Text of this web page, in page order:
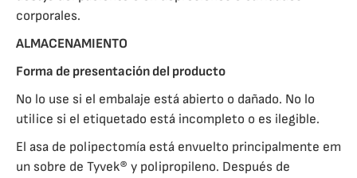
corporales.
ALMACENAMIENTO
Forma de presentación del producto
No lo use si el embalaje está abierto o dañado. No lo
utilice si el etiquetado está incompleto o es ilegible.
El asa de polipectomía está envuelto principalmente em
un sobre de Tyvek® y polipropileno. Después de